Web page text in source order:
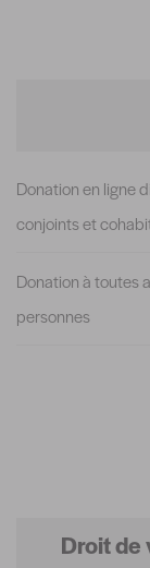
Donation en ligne
conjoints et
Donation à toutes
personnes
Droit de